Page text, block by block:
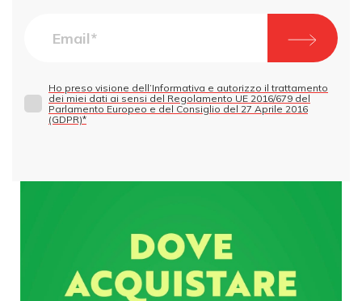
Ho preso visione dell’Informativa e autorizzo il trattamento
dei miei dati ai sensi del Regolamento UE 2016/679 del
Parlamento Europeo e del Consiglio del 27 Aprile 2016
(GDPR)*